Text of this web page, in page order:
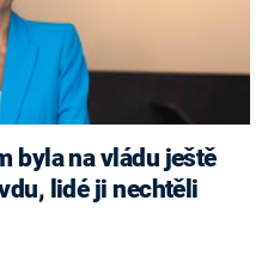
byla na vládu ještě
lidé ji nechtěli